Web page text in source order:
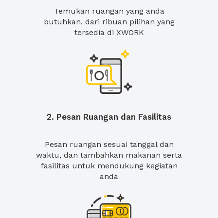
Temukan ruangan yang anda
butuhkan, dari ribuan pilihan yang
tersedia di XWORK
2. Pesan Ruangan dan Fasilitas
Pesan ruangan sesuai tanggal dan
waktu, dan tambahkan makanan serta
fasilitas untuk mendukung kegiatan
anda